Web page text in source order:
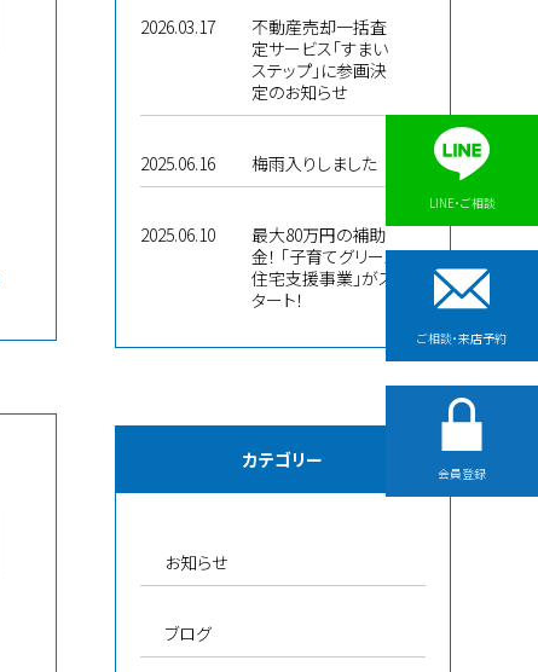
LINE・ご相談
ご相談・来店予約
会員登録
不動産売却一括査
定サービス「すまい
ステップ」に参画決
定のお知らせ
2026.03.17
梅雨入りしました
2025.06.16
最大80万円の補助
金！ 「子育てグリーン
住宅支援事業」がス
タート！
2025.06.10
カテゴリー
お知らせ
ブログ